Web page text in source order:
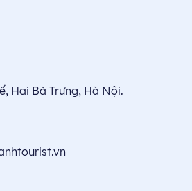
Hai Bà Trưng, Hà Nội.